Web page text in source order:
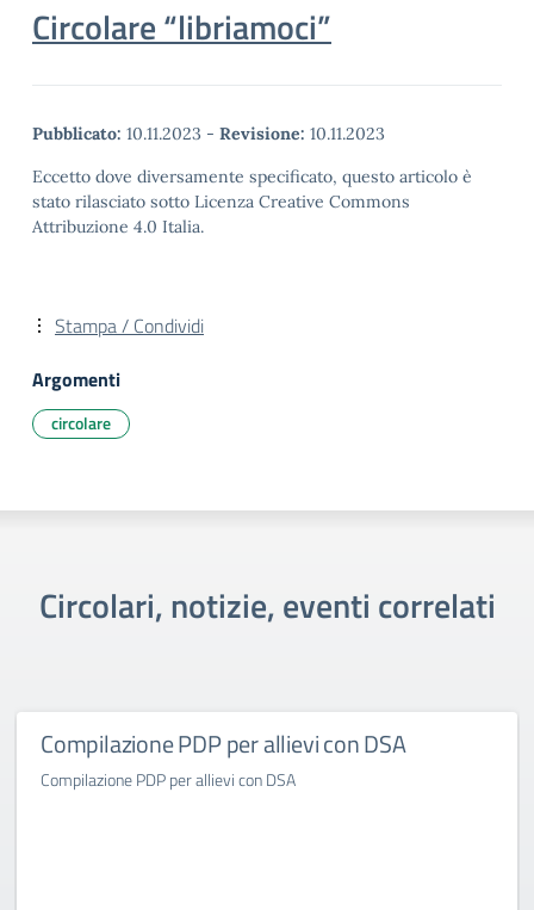
Circolare “libriamoci”
Pubblicato: 10.11.2023 - Revisione: 10.11.2023
Eccetto dove diversamente specificato, questo articolo è
stato rilasciato sotto Licenza Creative Commons
Attribuzione 4.0 Italia.
Stampa / Condividi
Argomenti
circolare
Circolari, notizie, eventi correlati
Compilazione PDP per allievi con DSA
Compilazione PDP per allievi con DSA